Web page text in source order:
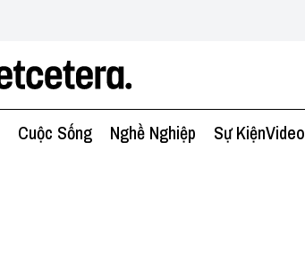
Cuộc Sống Nghề Nghiệp Sự KiệnVideo